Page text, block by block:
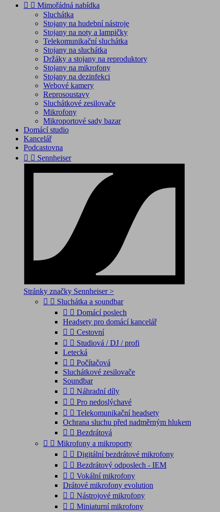
  Mimořádná nabídka
Sluchátka
Stojany na hudební nástroje
Stojany na noty a lampičky
Telekomunikační sluchátka
Stojany na sluchátka
Držáky a stojany na reproduktory
Stojany na mikrofony
Stojany na dezinfekci
Webové kamery
Reprosoustavy
Sluchátkové zesilovače
Mikrofony
Mikroportové sady bazar
Domácí studio
Kancelář
Podcastovna
  Sennheiser
Stránky značky Sennheiser >
  Sluchátka a soundbar
  Domácí poslech
Headsety pro domácí kancelář
  Cestovní
  Studiová / DJ / profi
Letecká
  Počítačová
Sluchátkové zesilovače
Soundbar
  Náhradní díly
  Pro nedoslýchavé
  Telekomunikační headsety
Ochrana sluchu před nadměrným hlukem
  Bezdrátová
  Mikrofony a mikroporty
  Digitální bezdrátové mikrofony
  Bezdrátový odposlech - IEM
  Vokální mikrofony
Drátové mikrofony evolution
  Nástrojové mikrofony
  Miniaturní mikrofony